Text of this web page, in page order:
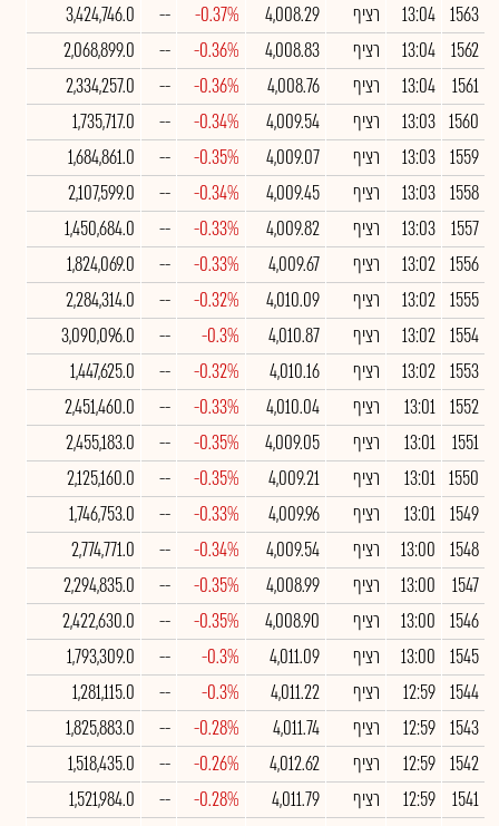
1563
13:04 רציף 4,008.29
-0.37%
--
3,424,746.0
1562
13:04 רציף 4,008.83
-0.36%
--
2,068,899.0
1561
13:04 רציף 4,008.76
-0.36%
--
2,334,257.0
1560
13:03 רציף 4,009.54
-0.34%
--
1,735,717.0
1559
13:03 רציף 4,009.07
-0.35%
--
1,684,861.0
1558
13:03 רציף 4,009.45
-0.34%
--
2,107,599.0
1557
13:03 רציף 4,009.82
-0.33%
--
1,450,684.0
1556
13:02 רציף 4,009.67
-0.33%
--
1,824,069.0
1555
13:02 רציף 4,010.09
-0.32%
--
2,284,314.0
1554
13:02 רציף 4,010.87
-0.3%
--
3,090,096.0
1553
13:02 רציף 4,010.16
-0.32%
--
1,447,625.0
1552
13:01 רציף 4,010.04
-0.33%
--
2,451,460.0
1551
13:01 רציף 4,009.05
-0.35%
--
2,455,183.0
1550
13:01 רציף 4,009.21
-0.35%
--
2,125,160.0
1549
13:01 רציף 4,009.96
-0.33%
--
1,746,753.0
1548
13:00 רציף 4,009.54
-0.34%
--
2,774,771.0
1547
13:00 רציף 4,008.99
-0.35%
--
2,294,835.0
1546
13:00 רציף 4,008.90
-0.35%
--
2,422,630.0
1545
13:00 רציף 4,011.09
-0.3%
--
1,793,309.0
1544
12:59 רציף 4,011.22
-0.3%
--
1,281,115.0
1543
12:59 רציף 4,011.74
-0.28%
--
1,825,883.0
1542
12:59 רציף 4,012.62
-0.26%
--
1,518,435.0
1541
12:59 רציף 4,011.79
-0.28%
--
1,521,984.0